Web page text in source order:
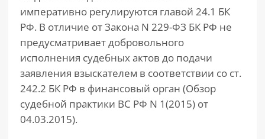
императивно регулируются главой 24.1 БК
РФ. В отличие от Закона N 229-ФЗ БК РФ не
предусматривает добровольного
исполнения судебных актов до подачи
заявления взыскателем в соответствии со ст.
242.2 БК РФ в финансовый орган (Обзор
судебной практики ВС РФ N 1(2015) от
04.03.2015).